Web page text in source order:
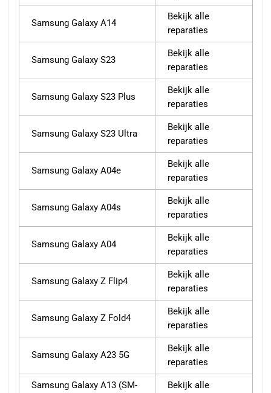
Samsung Galaxy A14
Bekijk alle
reparaties
Samsung Galaxy S23
Bekijk alle
reparaties
Samsung Galaxy S23 Plus
Bekijk alle
reparaties
Samsung Galaxy S23 Ultra
Bekijk alle
reparaties
Samsung Galaxy A04e
Bekijk alle
reparaties
Samsung Galaxy A04s
Bekijk alle
reparaties
Samsung Galaxy A04
Bekijk alle
reparaties
Samsung Galaxy Z Flip4
Bekijk alle
reparaties
Samsung Galaxy Z Fold4
Bekijk alle
reparaties
Samsung Galaxy A23 5G
Bekijk alle
reparaties
Samsung Galaxy A13 (SM-
Bekijk alle